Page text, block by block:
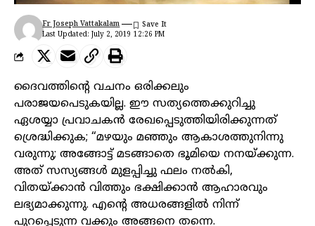
Last Updated: July 2, 2019 12:26 PM
Fr Joseph Vattakalam
ദൈവത്തിന്റെ വചനം ഒരിക്കലും
പരാജയപെടുകയില്ല. ഈ സത്യത്തെക്കുറിച്ചു
ഏശയ്യാ പ്രവാചകൻ രേഖപ്പെടുത്തിയിരിക്കുന്നത്
ശ്രെദ്ധിക്കുക; “മഴയും മഞ്ഞും ആകാശത്തുനിന്നു
വരുന്നു; അങ്ങോട്ട് മടങ്ങാതെ ഭൂമിയെ നനയ്ക്കുന്ന.
അത് സസ്യങ്ങൾ മുളപ്പിച്ചു ഫലം നൽകി,
വിതയ്ക്കാൻ വിത്തും ഭക്ഷിക്കാൻ ആഹാരവും
ലഭ്യമാക്കുന്നു. എന്റെ അധരങ്ങളിൽ നിന്ന്
പുറപ്പെടുന്ന വക്കും അങ്ങനെ തന്നെ.